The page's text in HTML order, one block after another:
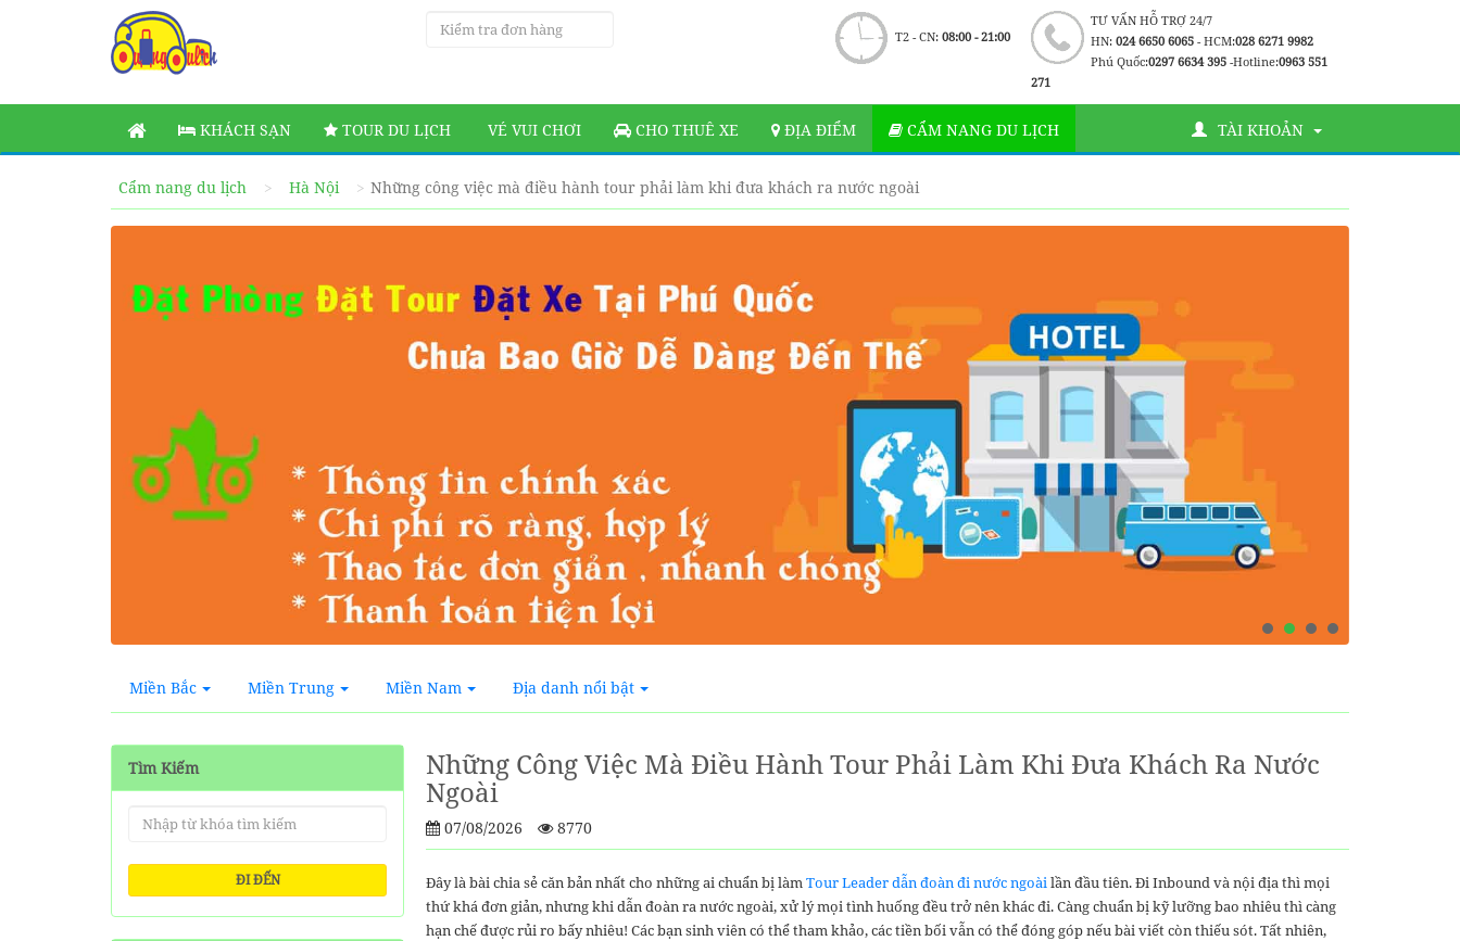
TƯ VẤN HỖ TRỢ 24/7
HN: 024 6650 6065- HCM:028 6271 9982
Phú Quốc:0297 6634 395 -Hotline:0963 551
271
T2 - CN: 08:00 - 21:00
KHÁCH SẠN TOUR DU LỊCH VÉ VUI CHƠI CHO THUÊ XE ĐỊA ĐIỂM CẨM NANG DU LỊCH TÀI KHOẢN
Cẩm nang du lịch Hà Nội Những công việc mà điều hành tour phải làm khi đưa khách ra nước ngoài
Miền Bắc Miền Trung Miền Nam Địa danh nổi bật
Tìm Kiếm
ĐI ĐẾN
Những Công Việc Mà Điều Hành Tour Phải Làm Khi Đưa Khách Ra Nước
Ngoài
07/08/2026 8770
Đây là bài chia sẻ căn bản nhất cho những ai chuẩn bị làmTour Leader dẫn đoàn đi nước ngoàilần đầu tiên. Đi Inbound và nội địa thì mọi
thứ khá đơn giản, nhưng khi dẫn đoàn ra nước ngoài, xử lý mọi tình huống đều trở nên khác đi. Càng chuẩn bị kỹ lưỡng bao nhiêu thì càng
hạn chế được rủi ro bấy nhiêu! Các bạn sinh viên có thể tham khảo, các tiền bối vẫn có thể đóng góp nếu bài viết còn thiếu sót. Tất nhiên,